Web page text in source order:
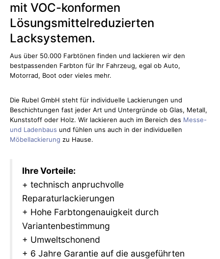
mit VOC-konformen
Lösungsmittelreduzierten
Lacksystemen.
Aus über 50.000 Farbtönen finden und lackieren wir den
bestpassenden Farbton für Ihr Fahrzeug, egal ob Auto,
Motorrad, Boot oder vieles mehr.
Die Rubel GmbH steht für individuelle Lackierungen und
Beschichtungen fast jeder Art und Untergründe ob Glas, Metall,
Kunststoff oder Holz. Wir lackieren auch im Bereich des Messe-
und Ladenbaus und fühlen uns auch in der individuellen
Möbellackierung zu Hause.
Ihre Vorteile:
+ technisch anpruchvolle
Reparaturlackierungen
+ Hohe Farbtongenauigkeit durch
Variantenbestimmung
+ Umweltschonend
+ 6 Jahre Garantie auf die ausgeführten